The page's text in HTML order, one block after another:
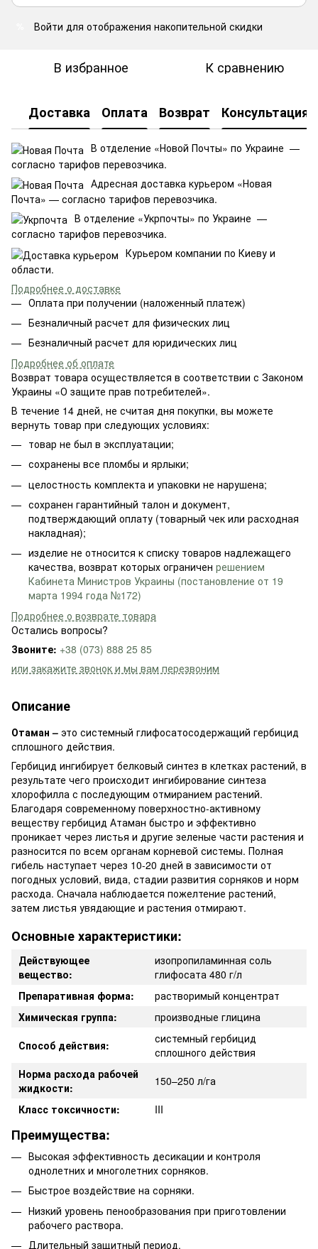
Войти для отображения накопительной скидки
В избранное К сравнению
Доставка Оплата Возврат Консультация
В отделение «Новой Почты» по Украине —
согласно тарифов перевозчика.
Адресная доставка курьером «Новая
Почта» — согласно тарифов перевозчика.
В отделение «Укрпочты» по Украине —
согласно тарифов перевозчика.
Курьером компании по Киеву и
области.
Подробнее о доставке
Оплата при получении (наложенный платеж)
Безналичный расчет для физических лиц
Безналичный расчет для юридических лиц
Подробнее об оплате
Возврат товара осуществляется в соответствии с Законом
Украины «О защите прав потребителей».
В течение 14 дней, не считая дня покупки, вы можете
вернуть товар при следующих условиях:
товар не был в эксплуатации;
сохранены все пломбы и ярлыки;
целостность комплекта и упаковки не нарушена;
сохранен гарантийный талон и документ,
подтверждающий оплату (товарный чек или расходная
накладная);
изделие не относится к списку товаров надлежащего
качества, возврат которых ограничен решением
Кабинета Министров Украины (постановление от 19
марта 1994 года №172)
Подробнее о возврате товара
Остались вопросы?
Звоните: +38 (073) 888 25 85
или закажите звонок и мы вам перезвоним
Описание
Отаман – это системный глифосатосодержащий гербицид
сплошного действия.
Гербицид ингибирует белковый синтез в клетках растений, в
результате чего происходит ингибирование синтеза
хлорофилла с последующим отмиранием растений.
Благодаря современному поверхностно-активному
веществу гербицид Атаман быстро и эффективно
проникает через листья и другие зеленые части растения и
разносится по всем органам корневой системы. Полная
гибель наступает через 10-20 дней в зависимости от
погодных условий, вида, стадии развития сорняков и норм
расхода. Сначала наблюдается пожелтение растений,
затем листья увядающие и растения отмирают.
Основные характеристики:
Действующее
вещество:
изопропиламинная соль
глифосата 480 г/л
Препаративная форма:
растворимый концентрат
Химическая группа:
производные глицина
Способ действия:
системный гербицид
сплошного действия
Норма расхода рабочей
жидкости:
150–250 л/га
Класс токсичности:
III
Преимущества:
Высокая эффективность десикации и контроля
однолетних и многолетних сорняков.
Быстрое воздействие на сорняки.
Низкий уровень пенообразования при приготовлении
рабочего раствора.
Длительный защитный период.